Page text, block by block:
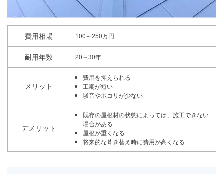
費用相場 100～250万円
耐用年数 20～30年
メリット
費用を抑えられる
工期が短い
騒音やホコリが少ない
デメリット
既存の屋根材の状態によっては、施工できない
場合がある
屋根が重くなる
将来的な葺き替え時に費用が高くなる